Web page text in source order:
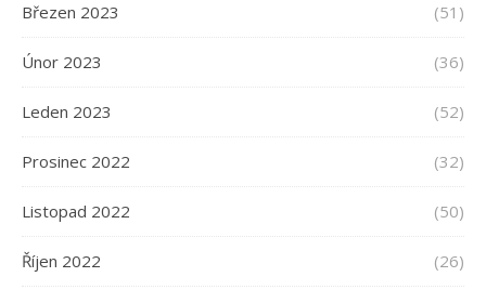
Březen 2023 (51)
Únor 2023 (36)
Leden 2023 (52)
Prosinec 2022 (32)
Listopad 2022 (50)
Říjen 2022 (26)